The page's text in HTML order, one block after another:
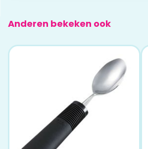
Anderen bekeken ook